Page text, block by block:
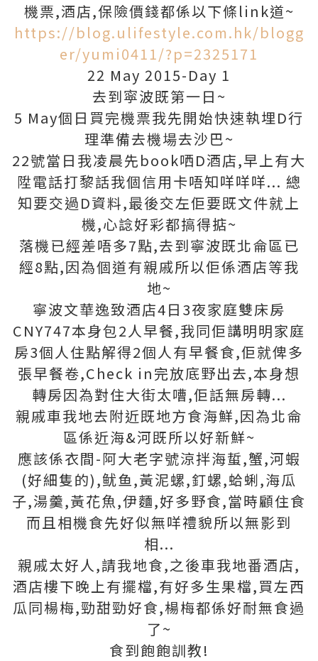
機票,酒店,保險價錢都係以下條link道~
https://blog.ulifestyle.com.hk/blogg
er/yumi0411/?p=2325171
22 May 2015-Day 1
去到寜波既第一日~
5 May個日買完機票我先開始快速執埋D行
理準備去機場去沙巴~
22號當日我凌晨先book哂D酒店,早上有大
陞電話打黎話我個信用卡唔知咩咩咩... 總
知要交過D資料,最後交左佢要既文件就上
機,心諗好彩都搞得掂~
落機已經差唔多7點,去到寧波既北侖區已
經8點,因為個道有親戚所以佢係酒店等我
地~
寧波文華逸致酒店4日3夜家庭雙床房
CNY747本身包2人早餐,我同佢講明明家庭
房3個人住點解得2個人有早餐食,佢就俾多
張早餐卷,Check in完放底野出去,本身想
轉房因為對住大街太嘈,佢話無房轉...
親戚車我地去附近既地方食海鮮,因為北侖
區係近海&河既所以好新鮮~
應該係衣間-阿大老字號涼拌海蜇,蟹,河蝦
(好細隻的),鱿鱼,黃泥螺,釘螺,蛤蜊,海瓜
子,湯羹,黃花魚,伊麵,好多野食,當時顧住食
而且相機食先好似無咩禮貌所以無影到
相...
親戚太好人,請我地食,之後車我地番酒店,
酒店樓下晚上有擺檔,有好多生果檔,買左西
瓜同楊梅,勁甜勁好食,楊梅都係好耐無食過
了~
食到飽飽訓教!